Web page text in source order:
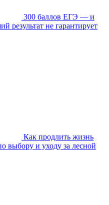
300 баллов ЕГЭ — и
результат не гарантирует
Как продлить жизнь
выбору и уходу за лесной